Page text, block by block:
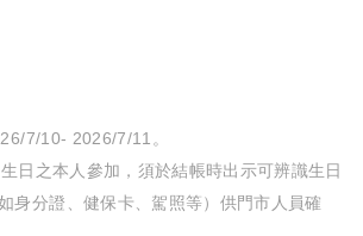
7/10- 2026/7/11。
日之本人參加，須於結帳時出示可辨識生日
身分證、健保卡、駕照等）供門市人員確